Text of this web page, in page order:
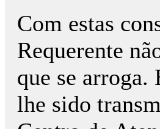
Com estas
Requerente
que se arroga.
lhe sido